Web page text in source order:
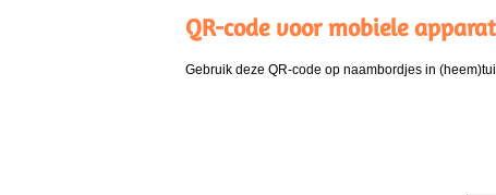
QR-code voor mobiele
Gebruik deze QR-code op naambordjes in